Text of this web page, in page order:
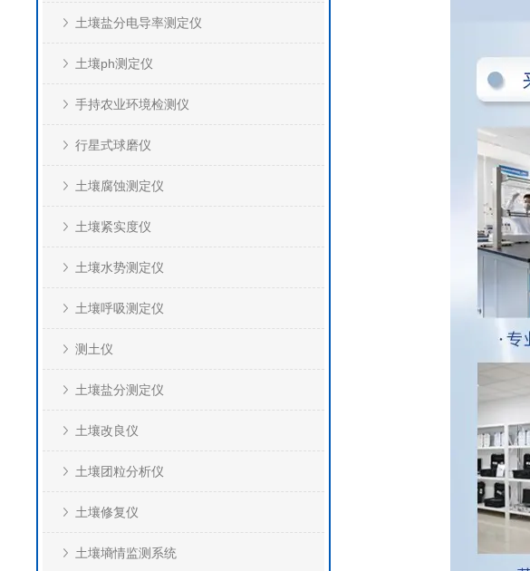
土壤盐分电导率测定仪
土壤ph测定仪
手持农业环境检测仪
行星式球磨仪
土壤腐蚀测定仪
土壤紧实度仪
土壤水势测定仪
土壤呼吸测定仪
测土仪
土壤盐分测定仪
土壤改良仪
土壤团粒分析仪
土壤修复仪
土壤墒情监测系统